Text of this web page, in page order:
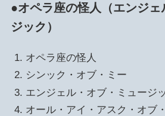
●オペラ座の怪人（エンジ
ジック）
オペラ座の怪人
シンック・オブ・ミー
エンジェル・オブ・ミュージ
オール・アイ・アスク・オブ